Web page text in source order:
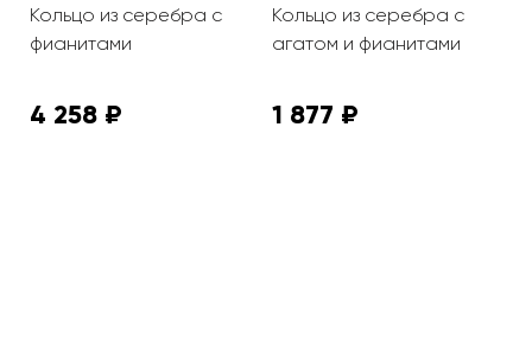
Кольцо из серебра с
фианитами
4 258 ₽
Кольцо из серебра с
агатом и фианитами
1 877 ₽